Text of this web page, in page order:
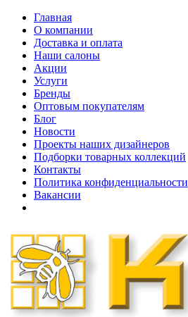
Главная
О компании
Доставка и оплата
Наши cалоны
Акции
Услуги
Бренды
Оптовым покупателям
Блог
Новости
Проекты наших дизайнеров
Подборки товарных коллекций
Контакты
Политика конфиденциальности
Вакансии